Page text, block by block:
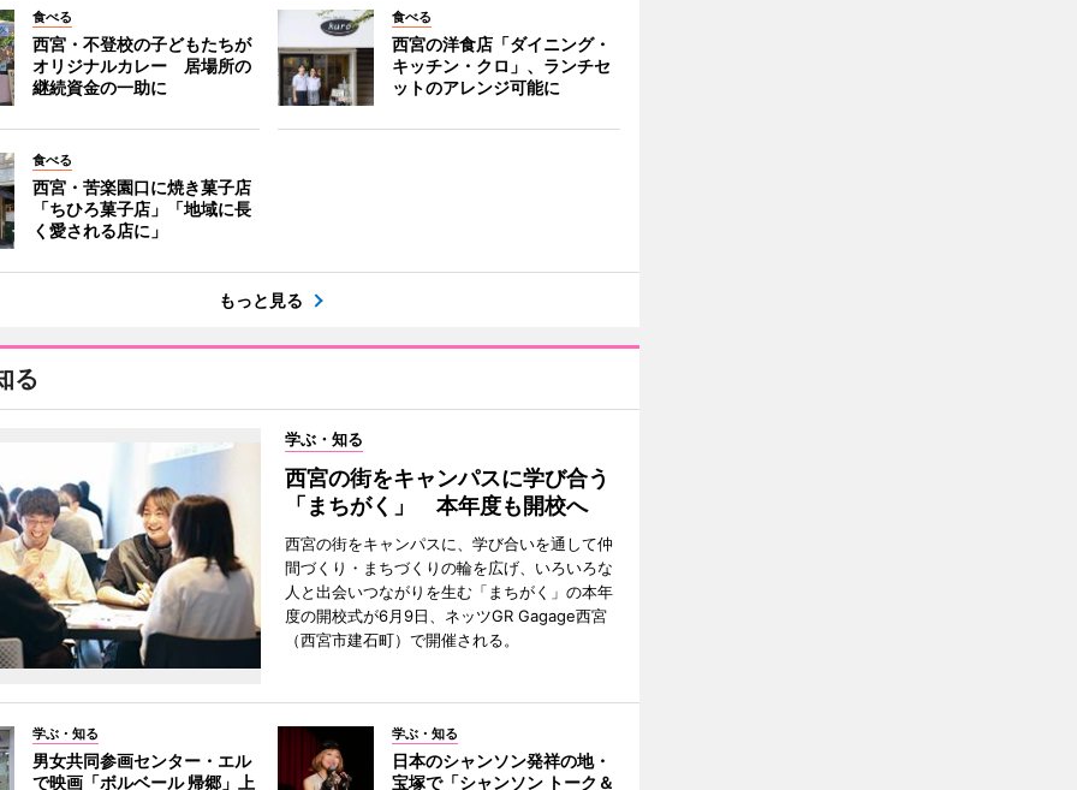
食べる
西宮・不登校の子どもたちが
オリジナルカレー 居場所の
継続資金の一助に
食べる
西宮の洋食店「ダイニング・
キッチン・クロ」、ランチセ
ットのアレンジ可能に
食べる
西宮・苦楽園口に焼き菓子店
「ちひろ菓子店」「地域に長
く愛される店に」
もっと見る
る
学ぶ・知る
西宮の街をキャンパスに学び合う
「まちがく」 本年度も開校へ
西宮の街をキャンパスに、学び合いを通して仲
間づくり・まちづくりの輪を広げ、いろいろな
人と出会いつながりを生む「まちがく」の本年
度の開校式が6月9日、ネッツGR Gagage西宮
（西宮市建石町）で開催される。
学ぶ・知る
男女共同参画センター・エル
で映画「ボルベール 帰郷」上
学ぶ・知る
日本のシャンソン発祥の地・
宝塚で「シャンソン トーク＆